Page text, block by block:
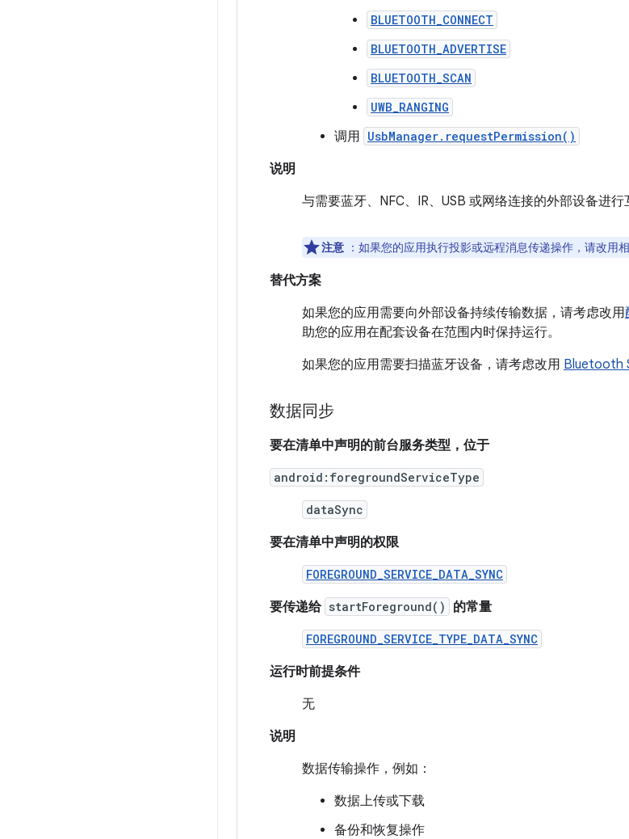
BLUETOOTH_CONNECT
BLUETOOTH_ADVERTISE
BLUETOOTH_SCAN
UWB_RANGING
调用 UsbManager.requestPermission()
说明
与需要蓝牙、NFC、IR、USB 或网络连接的外部设备进行
注意 ：如果您的应用执行投影或远程消息传递操作，请改用
替代方案
如果您的应用需要向外部设备持续传输数据，请考虑改用
助您的应用在配套设备在范围内时保持运行。
如果您的应用需要扫描蓝牙设备，请考虑改用 Bluetooth
数据同步
要在清单中声明的前台服务类型，位于
android:foregroundServiceType
dataSync
要在清单中声明的权限
FOREGROUND_SERVICE_DATA_SYNC
要传递给 startForeground() 的常量
FOREGROUND_SERVICE_TYPE_DATA_SYNC
运行时前提条件
无
说明
数据传输操作，例如：
数据上传或下载
备份和恢复操作